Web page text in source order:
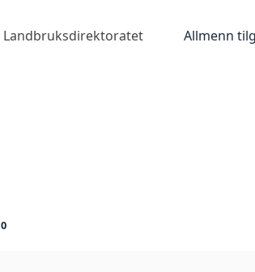
Landbruksdirektoratet Allmenn
0